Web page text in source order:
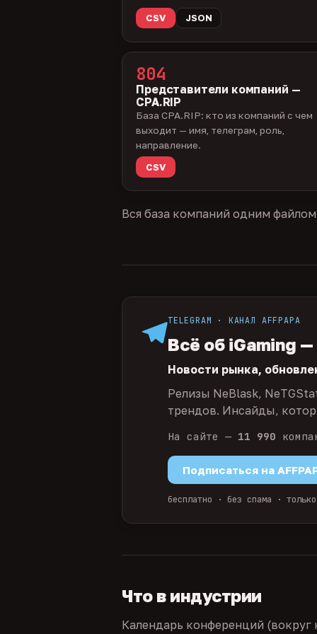
CSV JSON
804
Представители компаний —
CPA.RIP
База CPA.RIP: кто из компаний с чем
выходит — имя, телеграм, роль,
направление.
CSV
Вся база компаний одним
TELEGRAM · КАНАЛ AFFPAPA
Всё об iGaming
Новости рынка,
Релизы NeBlask,
трендов. Инсайды,
На сайте — 11 990
Подписаться на
бесплатно · без спама ·
Что в индустрии
Календарь конференций